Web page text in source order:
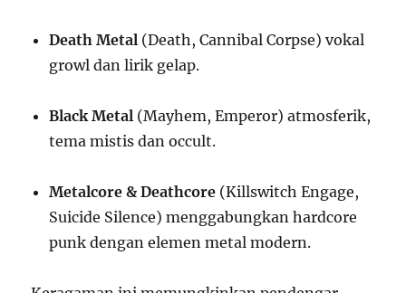
Death Metal (Death, Cannibal Corpse) vokal
growl dan lirik gelap.
Black Metal (Mayhem, Emperor) atmosferik,
tema mistis dan occult.
Metalcore & Deathcore (Killswitch Engage,
Suicide Silence) menggabungkan hardcore
punk dengan elemen metal modern.